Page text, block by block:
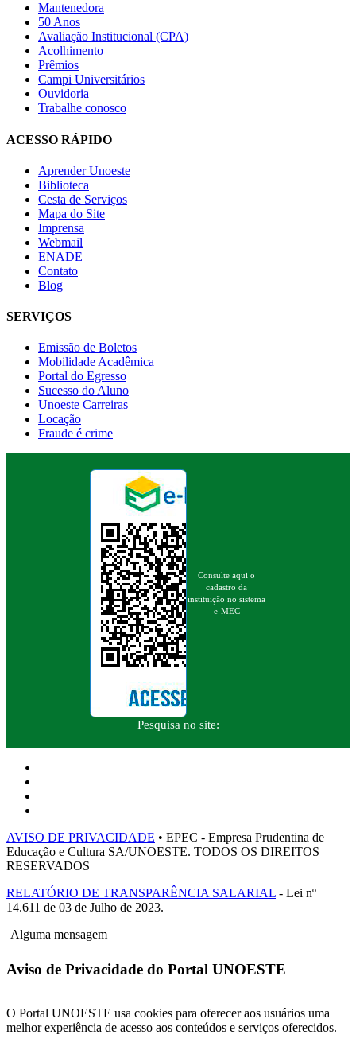
Mantenedora
50 Anos
Avaliação Institucional (CPA)
Acolhimento
Prêmios
Campi Universitários
Ouvidoria
Trabalhe conosco
ACESSO RÁPIDO
Aprender Unoeste
Biblioteca
Cesta de Serviços
Mapa do Site
Imprensa
Webmail
ENADE
Contato
Blog
SERVIÇOS
Emissão de Boletos
Mobilidade Acadêmica
Portal do Egresso
Sucesso do Aluno
Unoeste Carreiras
Locação
Fraude é crime
Consulte aqui o
cadastro da
instituição no sistema
e-MEC
Pesquisa no site:
AVISO DE PRIVACIDADE • EPEC - Empresa Prudentina de
Educação e Cultura SA/UNOESTE. TODOS OS DIREITOS
RESERVADOS
RELATÓRIO DE TRANSPARÊNCIA SALARIAL - Lei nº
14.611 de 03 de Julho de 2023.
Alguma mensagem
Aviso de Privacidade do Portal UNOESTE
O Portal UNOESTE usa cookies para oferecer aos usuários uma
melhor experiência de acesso aos conteúdos e serviços oferecidos.